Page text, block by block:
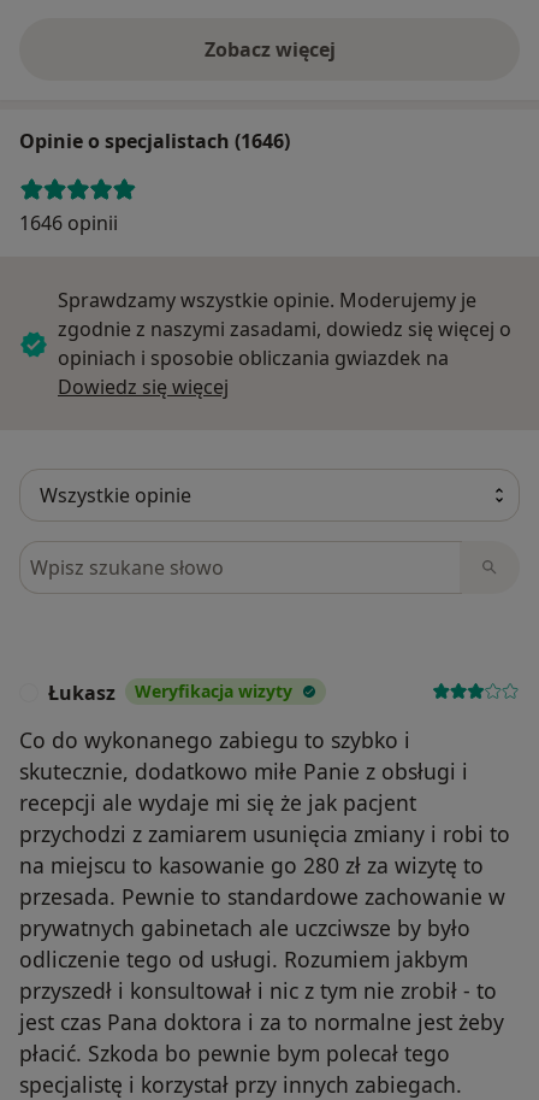
Zobacz więcej
Opinie o specjalistach (1646)
1646 opinii
Sprawdzamy wszystkie opinie. Moderujemy je
zgodnie z naszymi zasadami, dowiedz się więcej o
opiniach i sposobie obliczania gwiazdek na
Dowiedz się więcej
Szukaj w opiniach
Łukasz Weryfikacja wizyty
Co do wykonanego zabiegu to szybko i
skutecznie, dodatkowo miłe Panie z obsługi i
recepcji ale wydaje mi się że jak pacjent
przychodzi z zamiarem usunięcia zmiany i robi to
na miejscu to kasowanie go 280 zł za wizytę to
przesada. Pewnie to standardowe zachowanie w
prywatnych gabinetach ale uczciwsze by było
odliczenie tego od usługi. Rozumiem jakbym
przyszedł i konsultował i nic z tym nie zrobił - to
jest czas Pana doktora i za to normalne jest żeby
płacić. Szkoda bo pewnie bym polecał tego
specjalistę i korzystał przy innych zabiegach.